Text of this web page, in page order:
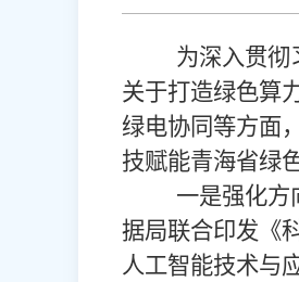
为深入贯彻
关于打造绿色算
绿电协同等方面
技赋能青海省绿
一是强化方
据局联合印发《
人工智能技术与